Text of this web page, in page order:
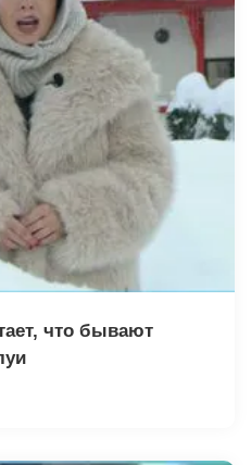
что бывают